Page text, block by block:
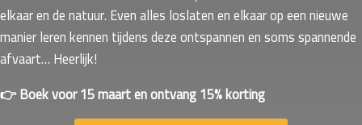
elkaar en de natuur. Even alles loslaten en elkaar op een nieuwe
manier leren kennen tijdens deze ontspannen en soms spannende
afvaart… Heerlijk!
👉 Boek voor 15 maart en ontvang 15% korting